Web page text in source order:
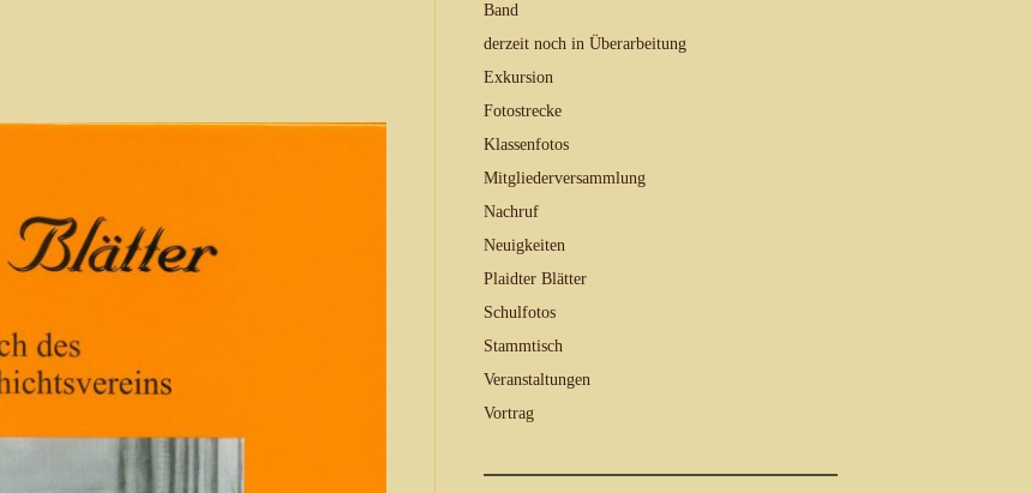
Band
derzeit noch in Überarbeitung
Exkursion
Fotostrecke
Klassenfotos
Mitgliederversammlung
Nachruf
Neuigkeiten
Plaidter Blätter
Schulfotos
Stammtisch
Veranstaltungen
Vortrag